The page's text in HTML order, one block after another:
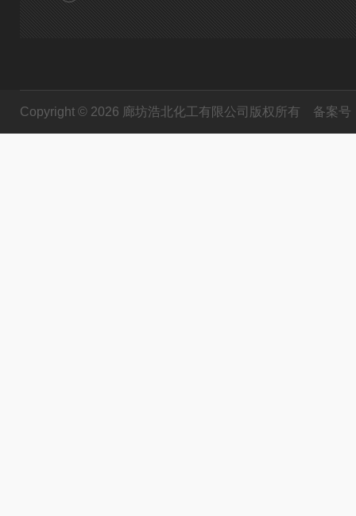
Copyright © 2026 廊坊浩北化工有限公司版权所有 备案号